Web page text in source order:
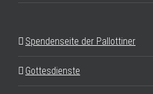
Spendenseite der Pallottiner
Gottesdienste